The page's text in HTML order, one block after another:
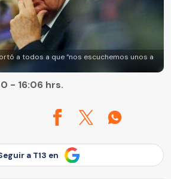
a todos a que “nos escuchemos unos a
- 16:06 hrs.
a T13 en